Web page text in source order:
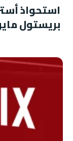
استحواذ
بريستول